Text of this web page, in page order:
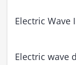
Electric Wave
Electric wave